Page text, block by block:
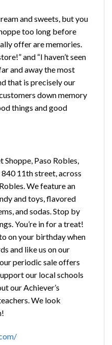
and sweets, but you
too long before
offer are memories.
and “I haven’t seen
and away the most
that is precisely our
down memory
things and good
Shoppe, Paso Robles,
11th street, across
We feature an
and toys, flavored
and sodas. Stop by
You’re in for a treat!
on your birthday when
and like us on our
periodic sale offers
our local schools
our Achiever’s
We look